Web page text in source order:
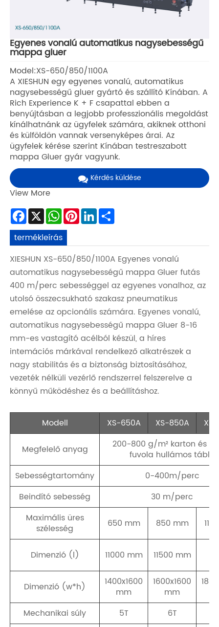
Egyenes vonalú automatikus nagysebességű
mappa gluer
Model:XS-650/850/1100A
A XIESHUN egy egyenes vonalú, automatikus
nagysebességű gluer gyártó és szállító Kínában. A
Rich Experience K + F csapattal ebben a
benyújtásban a legjobb professzionális megoldást
kínálhatnánk az ügyfelek számára, akiknek otthoni
és külföldön vannak versenyképes árai. Az
ügyfelek kérése szerint Kínában testreszabott
mappa Gluer gyár vagyunk.
Kérdés küldése
View More
Facebook
X WhatsApp
Pinterest
LinkedIn
termékleírás
XIESHUN XS-650/850/1100A Egyenes vonalú
automatikus nagysebességű mappa Gluer futás
400 m/perc sebességgel az egyenes vonalhoz, az
utolsó összecsukható szakasz pneumatikus
emelése az opcionális számára. Egyenes vonalú,
automatikus nagysebességű mappa Gluer 8-16
mm-es vastagító acélból készül, a híres
intemációs márkával rendelkező alkatrészek a
nagy stabilitás és a biztonság biztosításához,
vezeték nélküli vezérlő rendszerrel felszerelve a
könnyű működéshez és a beállításhoz.
Modell XS-650A XS-850A XS-
Megfelelő anyag
200-800 g/m² karton és N/
fuvola hullámos tábla
Sebességtartomány
0-400m/perc
Beindító sebesség
30 m/perc
Maximális üres
szélesség
650 mm 850 mm
Dimenzió (l) 11000 mm 11500 mm
Dimenzió (w*h)
1400x1600
mm
1600x1600
mm
Mechanikai súly
5T 6T